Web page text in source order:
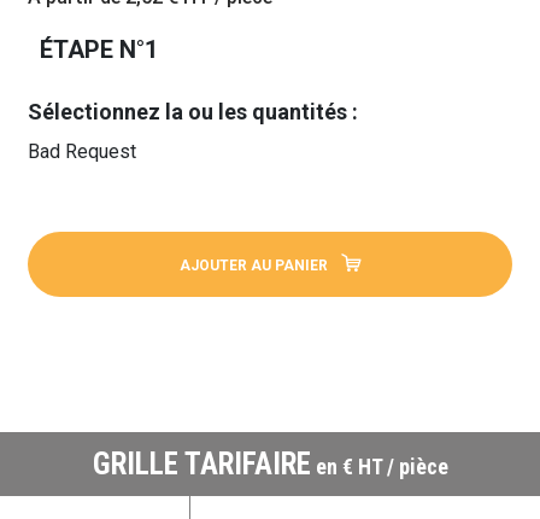
ÉTAPE N°1
Sélectionnez la ou les quantités :
Bad Request
AJOUTER AU PANIER
GRILLE TARIFAIRE en € HT / pièce